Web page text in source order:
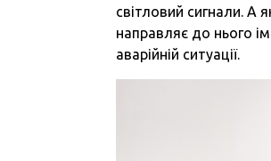
світловий сигнали. А
направляє до нього
аварійній ситуації.